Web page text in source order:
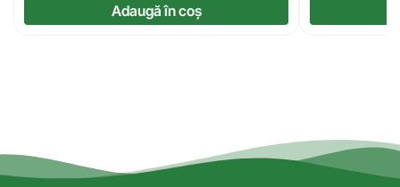
Adaugă în coș